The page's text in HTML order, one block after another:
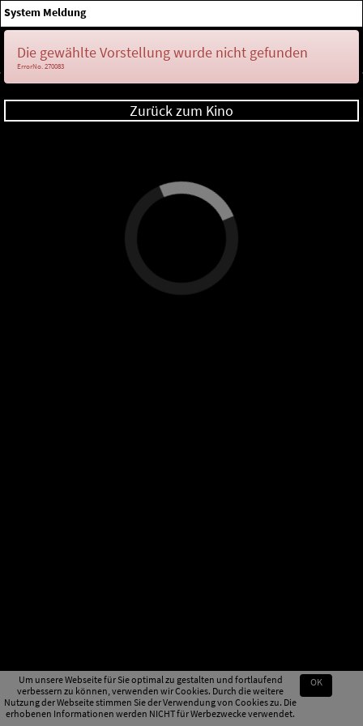
Um unsere Webseite für Sie optimal zu gestalten und fortlaufend
verbessern zu können, verwenden wir Cookies. Durch die weitere
Nutzung der Webseite stimmen Sie der Verwendung von Cookies zu. Die
erhobenen Informationen werden NICHT für Werbezwecke verwendet.
OK
System Meldung
Die gewählte Vorstellung wurde nicht gefunden
ErrorNo. 270083
Zurück zum Kino